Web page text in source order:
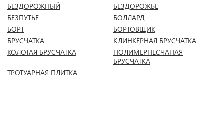
БЕЗДОРОЖНЫЙ
БЕЗДОРОЖЬЕ
БЕЗПУТЬЕ
БОЛЛАРД
БОРТ
БОРТОВЩИК
БРУСЧАТКА
КЛИНКЕРНАЯ БРУСЧАТКА
КОЛОТАЯ БРУСЧАТКА
ПОЛИМЕРПЕСЧАНАЯ
БРУСЧАТКА
ТРОТУАРНАЯ ПЛИТКА